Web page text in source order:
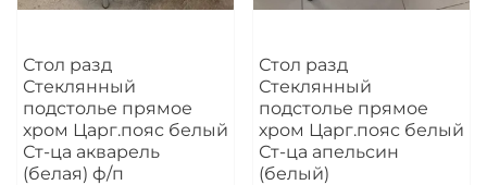
Стол разд
Стеклянный
подстолье прямое
хром Царг.пояс белый
Ст-ца акварель
(белая) ф/п
Стол разд
Стеклянный
подстолье прямое
хром Царг.пояс белый
Ст-ца апельсин
(белый)